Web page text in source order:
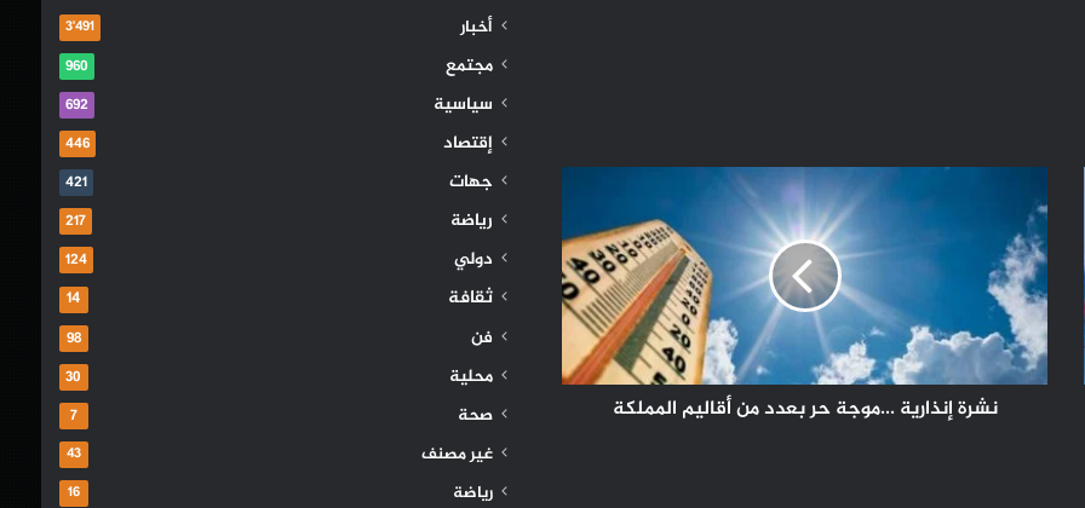
إنذارية
...موجة
حر
بعدد
من
أقاليم
المملكة
نشرة إنذارية ...موجة حر بعدد من أقاليم المملكة
أخبار 3٬491
مجتمع 960
سياسية 692
إقتصاد 446
جهات 421
رياضة 217
دولي 124
ثقافة 14
فن 98
محلية 30
صحة 7
غير مصنف 43
رياضة 16